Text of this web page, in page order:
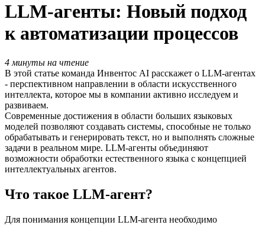
LLM-агенты: Новый подход
к автоматизации процессов
4 минуты на чтение
В этой статье команда Инвентос AI расскажет о LLM-агентах
- перспективном направлении в области искусственного
интеллекта, которое мы в компании активно исследуем и
развиваем.
Современные достижения в области больших языковых
моделей позволяют создавать системы, способные не только
обрабатывать и генерировать текст, но и выполнять сложные
задачи в реальном мире. LLM-агенты объединяют
возможности обработки естественного языка с концепцией
интеллектуальных агентов.
Что такое LLM-агент?
Для понимания концепции LLM-агента необходимо